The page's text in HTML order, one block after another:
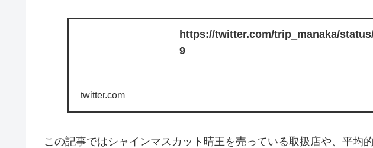
https://twitter.com/trip_manaka/
9
twitter.com
この記事ではシャインマスカット晴王を売っている取扱店や、平均